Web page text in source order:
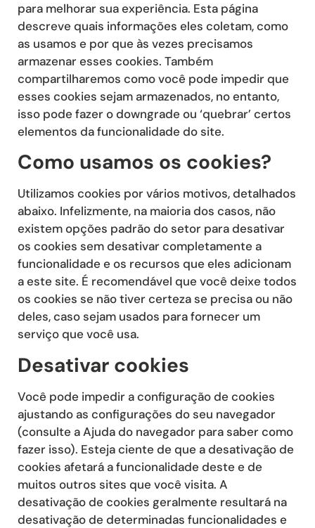
para melhorar sua experiência. Esta página
descreve quais informações eles coletam, como
as usamos e por que às vezes precisamos
armazenar esses cookies. Também
compartilharemos como você pode impedir que
esses cookies sejam armazenados, no entanto,
isso pode fazer o downgrade ou ‘quebrar’ certos
elementos da funcionalidade do site.
Como usamos os cookies?
Utilizamos cookies por vários motivos, detalhados
abaixo. Infelizmente, na maioria dos casos, não
existem opções padrão do setor para desativar
os cookies sem desativar completamente a
funcionalidade e os recursos que eles adicionam
a este site. É recomendável que você deixe todos
os cookies se não tiver certeza se precisa ou não
deles, caso sejam usados ​​para fornecer um
serviço que você usa.
Desativar cookies
Você pode impedir a configuração de cookies
ajustando as configurações do seu navegador
(consulte a Ajuda do navegador para saber como
fazer isso). Esteja ciente de que a desativação de
cookies afetará a funcionalidade deste e de
muitos outros sites que você visita. A
desativação de cookies geralmente resultará na
desativação de determinadas funcionalidades e